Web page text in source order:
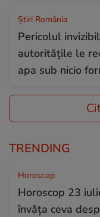
Știri România
Pericolul
autoritățile le
apa sub nicio
TRENDING
Horoscop
Horoscop 23
învăța ceva